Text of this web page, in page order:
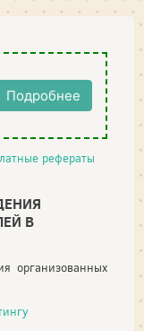
Подробнее
рефераты
В
организованных